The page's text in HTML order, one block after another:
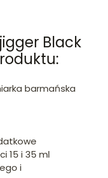
Black
barmańska
15 i 35 ml
i